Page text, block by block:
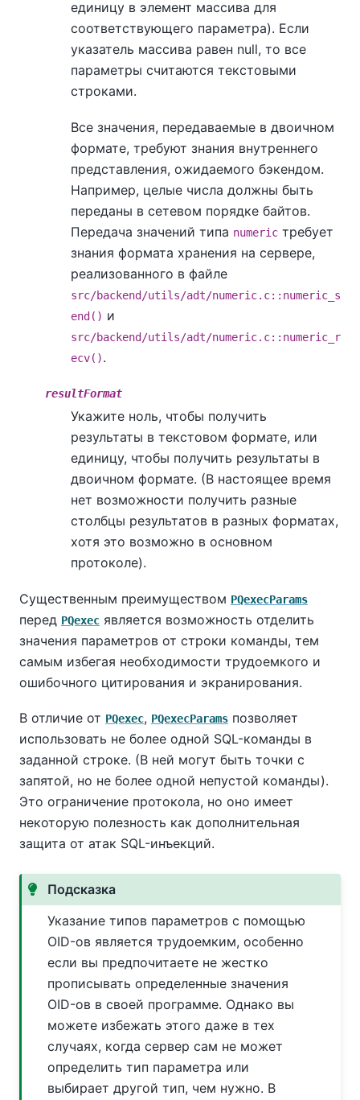
единицу в элемент массива для
соответствующего параметра). Если
указатель массива равен null, то все
параметры считаются текстовыми
строками.
Все значения, передаваемые в двоичном
формате, требуют знания внутреннего
представления, ожидаемого бэкендом.
Например, целые числа должны быть
переданы в сетевом порядке байтов.
Передача значений типа numeric требует
знания формата хранения на сервере,
реализованного в файле
src/backend/utils/adt/numeric.c::numeric_s
end() и
src/backend/utils/adt/numeric.c::numeric_r
ecv().
resultFormat
Укажите ноль, чтобы получить
результаты в текстовом формате, или
единицу, чтобы получить результаты в
двоичном формате. (В настоящее время
нет возможности получить разные
столбцы результатов в разных форматах,
хотя это возможно в основном
протоколе).
Существенным преимуществом PQexecParams
перед PQexec является возможность отделить
значения параметров от строки команды, тем
самым избегая необходимости трудоемкого и
ошибочного цитирования и экранирования.
В отличие от PQexec, PQexecParams позволяет
использовать не более одной SQL-команды в
заданной строке. (В ней могут быть точки с
запятой, но не более одной непустой команды).
Это ограничение протокола, но оно имеет
некоторую полезность как дополнительная
защита от атак SQL-инъекций.
Подсказка
Указание типов параметров с помощью
OID-ов является трудоемким, особенно
если вы предпочитаете не жестко
прописывать определенные значения
OID-ов в своей программе. Однако вы
можете избежать этого даже в тех
случаях, когда сервер сам не может
определить тип параметра или
выбирает другой тип, чем нужно. В